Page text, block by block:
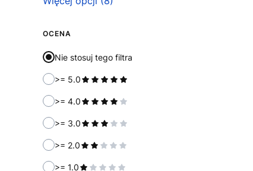
OCENA
Nie stosuj tego filtra
>= 5.0
>= 4.0
>= 3.0
>= 2.0
>= 1.0